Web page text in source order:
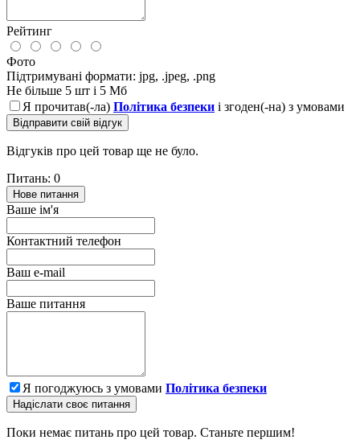
Рейтинг
Фото
Підтримувані формати: jpg, .jpeg, .png
Не більше 5 шт і 5 Мб
Я прочитав(-ла) Політика безпеки і згоден(-на) з умовами
Відправити свій відгук
Відгуків про цей товар ще не було.
Питань: 0
Нове питання
Ваше ім'я
Контактний телефон
Ваш e-mail
Ваше питання
Я погоджуюсь з умовами Політика безпеки
Надіслати своє питання
Поки немає питань про цей товар. Станьте першим!